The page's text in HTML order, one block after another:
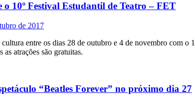
o 10º Festival Estudantil de Teatro – FET
de 2017
entre os dias 28 de outubro e 4 de novembro com o
atrações são gratuitas.
“Beatles Forever” no próximo dia 27